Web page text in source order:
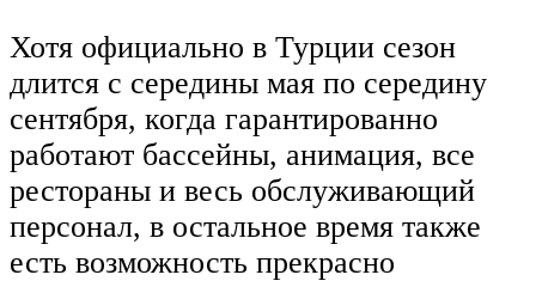
Хотя официально в Турции сезон
длится с середины мая по середину
сентября, когда гарантированно
работают бассейны, анимация, все
рестораны и весь обслуживающий
персонал, в остальное время также
есть возможность прекрасно